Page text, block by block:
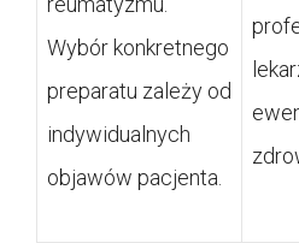
Wybór konkretnego
preparatu zależy od
indywidualnych
objawów pacjenta.